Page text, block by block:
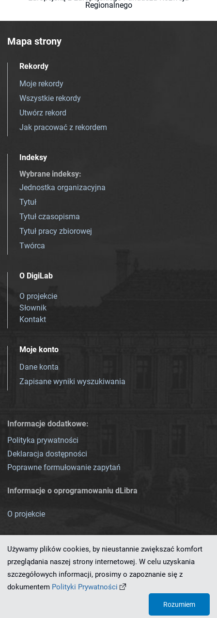
Regionalnego
Mapa strony
Rekordy
Moje rekordy
Wszystkie rekordy
Utwórz rekord
Jak pracować z rekordem
Indeksy
Wybrane indeksy:
Jednostka organizacyjna
Tytuł
Tytuł czasopisma
Tytuł pracy zbiorowej
Twórca
O DigiLab
O projekcie
Słownik
Kontakt
Moje konto
Dane konta
Zapisane wyniki wyszukiwania
Informacje dodatkowe:
Polityka prywatności
Deklaracja dostępności
Poprawne formułowanie zapytań
Informacje o oprogramowaniu dLibra
O projekcie
Ten serwis działa dzięki oprogramowaniu
Używamy plików cookies, by nieustannie zwiększać komfort
przeglądania naszej strony internetowej. W celu uzyskania
szczegółowych informacji, prosimy o zapoznanie się z
dokumentem Polityki Prywatności
Rozumiem